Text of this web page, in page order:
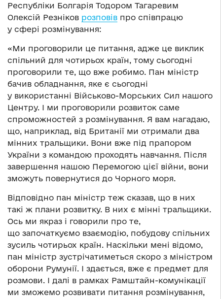
Республіки Болгарія Тодором Тагаревим
Олексій Резніков розповів про співпрацю
у сфері розмінування:
«Ми проговорили це питання, адже це виклик
спільний для чотирьох країн, тому сьогодні
проговорили те, що вже робимо. Пан міністр
бачив обладнання, яке є сьогодні
у використанні Військово-Морських Сил нашого
Центру. І ми проговорили розвиток саме
спроможностей з розмінування. Я вам нагадаю,
що, наприклад, від Британії ми отримали два
мінних тральщики. Вони вже під прапором
України з командою проходять навчання. Після
завершення нашою Перемогою цієї війни, вони
зможуть повернутися до Чорного моря.
Відповідно пан міністр теж сказав, що в них
такі ж плани розвитку. В них є мінні тральщики.
Ось ми якраз і говорили про те,
що започаткуємо взаємодію, побудову спільних
зусиль чотирьох країн. Наскільки мені відомо,
пан міністр зустрічатиметься скоро з міністром
оборони Румунії. І здається, вже є предмет для
розмови. І далі в рамках Рамштайн-комунікації
ми зможемо розвивати питання розмінування,